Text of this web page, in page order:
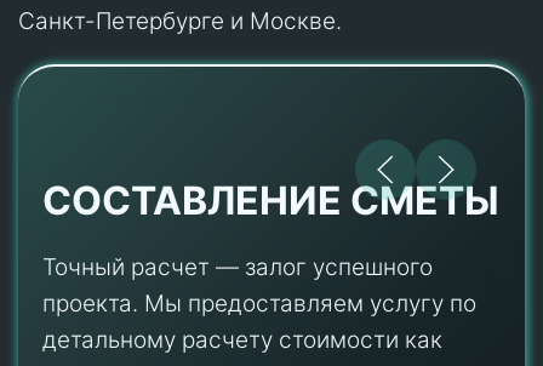
Санкт-Петербурге и Москве.
СОСТАВЛЕНИЕ СМЕТЫ
Точный расчет — залог успешного
проекта. Мы предоставляем услугу по
детальному расчету стоимости как